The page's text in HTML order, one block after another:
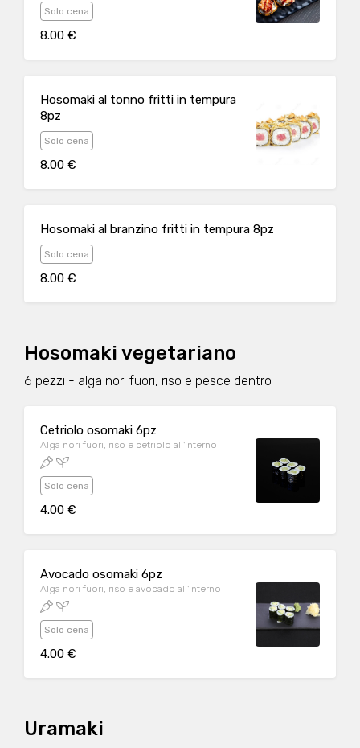
Solo cena
8.00 €
Hosomaki al tonno fritti in tempura
8pz
Solo cena
8.00 €
Hosomaki al branzino fritti in tempura 8pz
Solo cena
8.00 €
Hosomaki vegetariano
6 pezzi - alga nori fuori, riso e pesce dentro
Cetriolo osomaki 6pz
Alga nori fuori, riso e cetriolo all'interno
Solo cena
4.00 €
Avocado osomaki 6pz
Alga nori fuori, riso e avocado all'interno
Solo cena
4.00 €
Uramaki